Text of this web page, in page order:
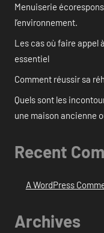
Menuiserie
l’environnement.
Les cas où faire appel
essentiel
Comment réussir sa
Quels sont les
une maison ancienne
Recent
A WordPress
Archives